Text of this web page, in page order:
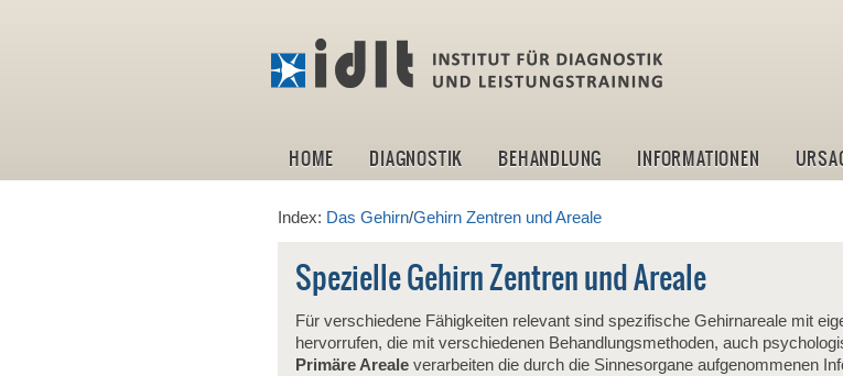
HOME DIAGNOSTIK BEHANDLUNG INFORMATIONEN
Index: Das Gehirn/Gehirn Zentren und Areale
Spezielle Gehirn Zentren und Areale
Für verschiedene Fähigkeiten relevant sind spezifische Gehirnareale mit
hervorrufen, die mit verschiedenen Behandlungsmethoden, auch
Primäre Arealeverarbeiten die durch die Sinnesorgane aufgenommenen